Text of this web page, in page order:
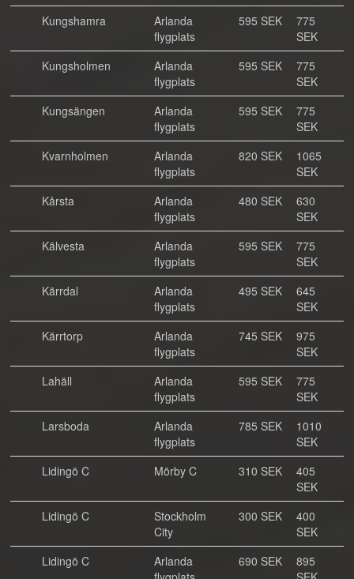
Kungshamra
Arlanda
flygplats
595 SEK
775
SEK
Kungsholmen
Arlanda
flygplats
595 SEK
775
SEK
Kungsängen
Arlanda
flygplats
595 SEK
775
SEK
Kvarnholmen
Arlanda
flygplats
820 SEK
1065
SEK
Kårsta
Arlanda
flygplats
480 SEK
630
SEK
Kälvesta
Arlanda
flygplats
595 SEK
775
SEK
Kärrdal
Arlanda
flygplats
495 SEK
645
SEK
Kärrtorp
Arlanda
flygplats
745 SEK
975
SEK
Lahäll
Arlanda
flygplats
595 SEK
775
SEK
Larsboda
Arlanda
flygplats
785 SEK
1010
SEK
Lidingö C
Mörby C 310 SEK
405
SEK
Lidingö C
Stockholm
City
300 SEK
400
SEK
Lidingö C
Arlanda
690 SEK
895